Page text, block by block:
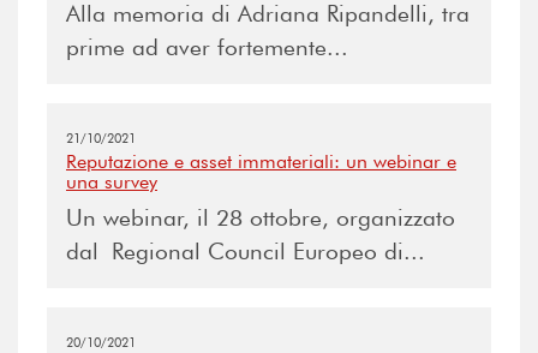
Alla memoria di Adriana Ripandelli, tra
prime ad aver fortemente...
21/10/2021
Reputazione e asset immateriali: un webinar e
una survey
Un webinar, il 28 ottobre, organizzato
dal Regional Council Europeo di...
20/10/2021